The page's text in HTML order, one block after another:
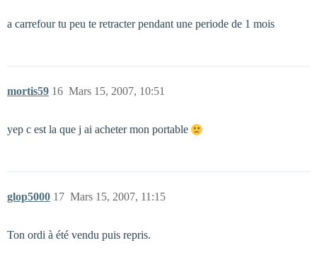
a carrefour tu peu te retracter pendant une periode de 1 mois
mortis59 Mars 15, 2007, 10:51
16
yep c est la que j ai acheter mon portable
glop5000 Mars 15, 2007, 11:15
17
Ton ordi à été vendu puis repris.